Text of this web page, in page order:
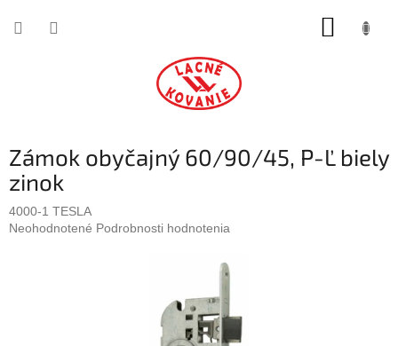
Zámok obyčajný 60/90/45, P-Ľ biely
zinok
4000-1 TESLA
Priemerné
Neohodnotené Podrobnosti hodnotenia